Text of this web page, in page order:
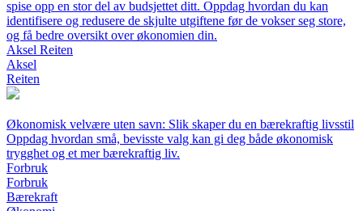
spise opp en stor del av budsjettet ditt. Oppdag hvordan du kan
identifisere og redusere de skjulte utgiftene før de vokser seg store,
og få bedre oversikt over økonomien din.
Aksel Reiten
Aksel
Reiten
Økonomisk velvære uten savn: Slik skaper du en bærekraftig livsstil
Oppdag hvordan små, bevisste valg kan gi deg både økonomisk
trygghet og et mer bærekraftig liv.
Forbruk
Forbruk
Bærekraft